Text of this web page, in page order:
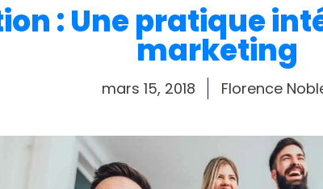
: Une pratique
marketing
mars 15, 2018 Florence